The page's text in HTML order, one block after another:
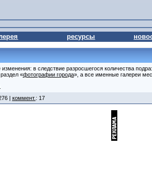
ресурсы
в следствие разросшегося количества
«фотографии города», а все именные галереи
| коммент. : 17